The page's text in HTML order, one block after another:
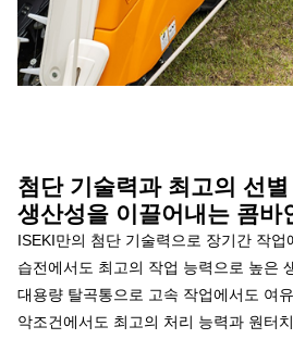
첨단 기술력과 최고의 선
생산성을 이끌어내는 콤바
ISEKI만의 첨단 기술력으로 장기간 작업
습전에서도 최고의 작업 능력으로 높은
대용량 탈곡통으로 고속 작업에서도 여
악조건에서도 최고의 처리 능력과 원터